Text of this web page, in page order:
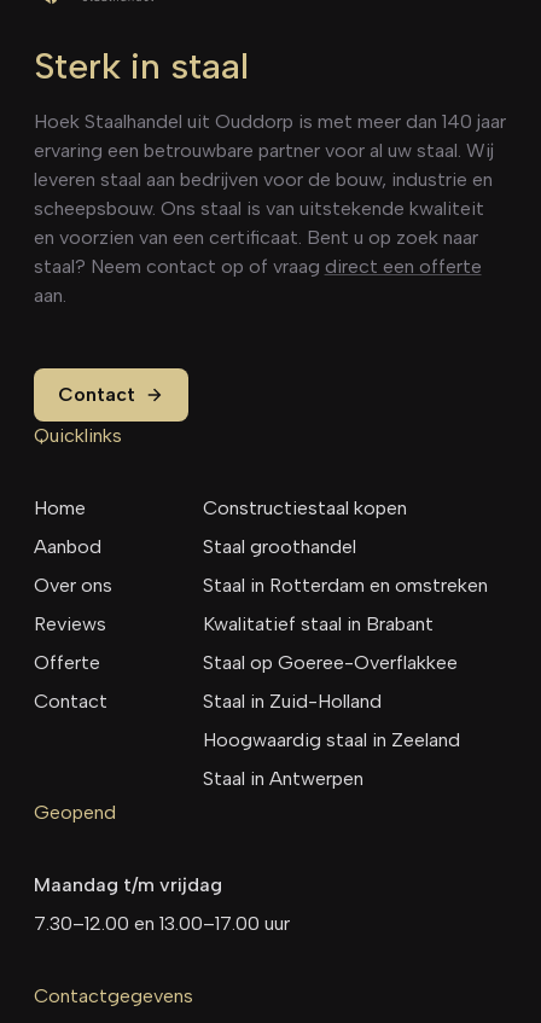
Sterk in staal
Hoek Staalhandel uit Ouddorp is met meer dan 140 jaar
ervaring een betrouwbare partner voor al uw staal. Wij
leveren staal aan bedrijven voor de bouw, industrie en
scheepsbouw. Ons staal is van uitstekende kwaliteit
en voorzien van een certificaat. Bent u op zoek naar
staal? Neem contact op of vraag direct een offerte
aan.
Contact
Quicklinks
Home
Aanbod
Over ons
Reviews
Offerte
Contact
Constructiestaal kopen
Staal groothandel
Staal in Rotterdam en omstreken
Kwalitatief staal in Brabant
Staal op Goeree-Overflakkee
Staal in Zuid-Holland
Hoogwaardig staal in Zeeland
Staal in Antwerpen
Geopend
Maandag t/m vrijdag
7.30–12.00 en 13.00–17.00 uur
Contactgegevens